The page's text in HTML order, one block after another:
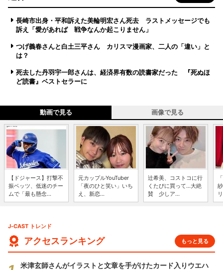
長崎市出身・平和訴えた美輪明宏さん死去 ラストメッセージでも
訴え「愛があれば 戦争なんか起こりません」
つげ義春さんと白土三平さん カリスマ漫画家、二人の「違い」と
は？
死去した丹羽宇一郎さんは、経済界有数の読書家だった 『死ぬほ
ど読書』ベストセラーに
動画で見る 画像で見る
【ドジャース】打撃不
振ベッツ、低迷のチー
ムで「最も懸念...
元カップルYouTuber
「夜のひと笑い」いち
え、新恋...
辻希美、コストコに行
くたびに買って...大絶
賛 少しア...
J-CAST トレンド
アクセスランキング もっと見る
米津玄師さんがイラストと文章を手がけたカード入りウエハ